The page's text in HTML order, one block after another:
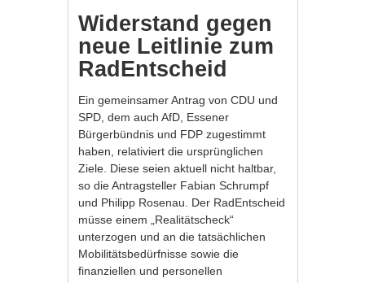
Widerstand gegen
neue Leitlinie zum
RadEntscheid
Ein gemeinsamer Antrag von CDU und
SPD, dem auch AfD, Essener
Bürgerbündnis und FDP zugestimmt
haben, relativiert die ursprünglichen
Ziele. Diese seien aktuell nicht haltbar,
so die Antragsteller Fabian Schrumpf
und Philipp Rosenau. Der RadEntscheid
müsse einem „Realitätscheck“
unterzogen und an die tatsächlichen
Mobilitätsbedürfnisse sowie die
finanziellen und personellen